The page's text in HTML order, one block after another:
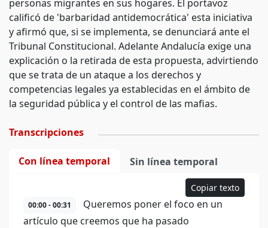
personas migrantes en sus hogares. El portavoz
calificó de 'barbaridad antidemocrática' esta iniciativa
y afirmó que, si se implementa, se denunciará ante el
Tribunal Constitucional. Adelante Andalucía exige una
explicación o la retirada de esta propuesta, advirtiendo
que se trata de un ataque a los derechos y
competencias legales ya establecidas en el ámbito de
la seguridad pública y el control de las mafias.
Transcripciones
Con línea temporal Sin línea temporal
Copiar texto
00:00 - 00:31
Queremos poner el foco en un
artículo que creemos que ha pasado